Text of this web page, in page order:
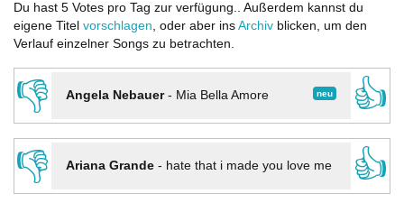
Du hast 5 Votes pro Tag zur verfügung.. Außerdem kannst du
eigene Titel vorschlagen, oder aber ins Archiv blicken, um den
Verlauf einzelner Songs zu betrachten.
👎 neu
Angela Nebauer- Mia Bella Amore
👍
👎
Ariana Grande- hate that i made you love me
👍